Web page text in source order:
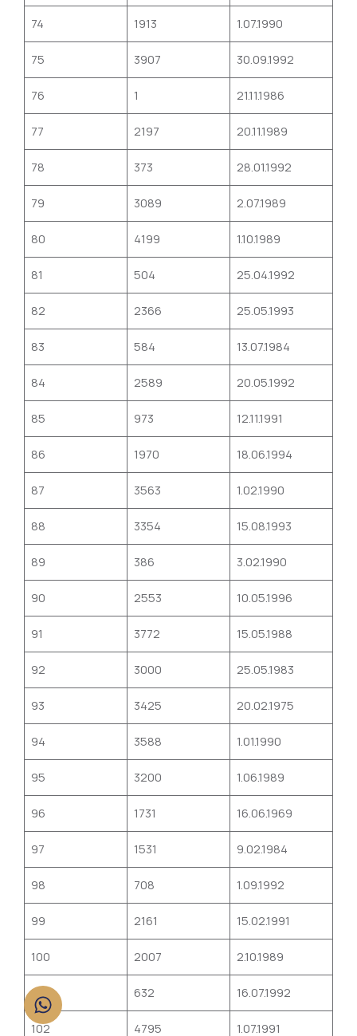
74 1913 1.07.1990
75 3907 30.09.1992
76 1 21.11.1986
77 2197 20.11.1989
78 373 28.01.1992
79 3089 2.07.1989
80 4199 1.10.1989
81 504 25.04.1992
82 2366 25.05.1993
83 584 13.07.1984
84 2589 20.05.1992
85 973 12.11.1991
86 1970 18.06.1994
87 3563 1.02.1990
88 3354 15.08.1993
89 386 3.02.1990
90 2553 10.05.1996
91 3772 15.05.1988
92 3000 25.05.1983
93 3425 20.02.1975
94 3588 1.01.1990
95 3200 1.06.1989
96 1731 16.06.1969
97 1531 9.02.1984
98 708 1.09.1992
99 2161 15.02.1991
100 2007 2.10.1989
101 632 16.07.1992
102 4795 1.07.1991